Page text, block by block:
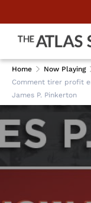
Home
Now Playing
Comment tirer profit
James P. Pinkerton